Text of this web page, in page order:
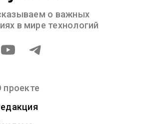
о важных
в мире технологий
проекте